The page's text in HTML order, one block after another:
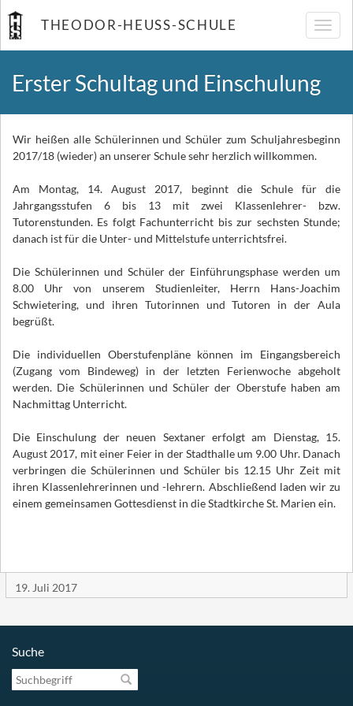
THEODOR-HEUSS-SCHULE
Erster Schultag und Einschulung
Wir heißen alle Schülerinnen und Schüler zum Schuljahresbeginn
2017/18 (wieder) an unserer Schule sehr herzlich willkommen.
Am Montag, 14. August 2017, beginnt die Schule für die
Jahrgangsstufen 6 bis 13 mit zwei Klassenlehrer- bzw.
Tutorenstunden. Es folgt Fachunterricht bis zur sechsten Stunde;
danach ist für die Unter- und Mittelstufe unterrichtsfrei.
Die Schülerinnen und Schüler der Einführungsphase werden um
8.00 Uhr von unserem Studienleiter, Herrn Hans-Joachim
Schwietering, und ihren Tutorinnen und Tutoren in der Aula
begrüßt.
Die individuellen Oberstufenpläne können im Eingangsbereich
(Zugang vom Bindeweg) in der letzten Ferienwoche abgeholt
werden. Die Schülerinnen und Schüler der Oberstufe haben am
Nachmittag Unterricht.
Die Einschulung der neuen Sextaner erfolgt am Dienstag, 15.
August 2017, mit einer Feier in der Stadthalle um 9.00 Uhr. Danach
verbringen die Schülerinnen und Schüler bis 12.15 Uhr Zeit mit
ihren Klassenlehrerinnen und -lehrern. Abschließend laden wir zu
einem gemeinsamen Gottesdienst in die Stadtkirche St. Marien ein.
19. Juli 2017
Suche
Suchbegriff